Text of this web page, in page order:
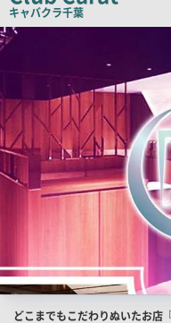
キャバクラ千葉
店
舗
店
どこまでもこだわりぬいたお